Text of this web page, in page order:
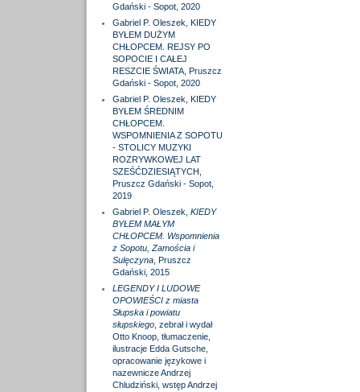
Gdański - Sopot, 2020
Gabriel P. Oleszek, KIEDY
BYŁEM DUŻYM
CHŁOPCEM. REJSY PO
SOPOCIE I CAŁEJ
RESZCIE ŚWIATA, Pruszcz
Gdański - Sopot, 2020
Gabriel P. Oleszek, KIEDY
BYŁEM ŚREDNIM
CHŁOPCEM.
WSPOMNIENIA Z SOPOTU
- STOLICY MUZYKI
ROZRYWKOWEJ LAT
SZEŚĆDZIESIĄTYCH,
Pruszcz Gdański - Sopot,
2019
Gabriel P. Oleszek, KIEDY
BYŁEM MAŁYM
CHŁOPCEM. Wspomnienia
z Sopotu, Zamościa i
Sulęczyna, Pruszcz
Gdański, 2015
LEGENDY I LUDOWE
OPOWIEŚCI z miasta
Słupska i powiatu
słupskiego, zebrał i wydał
Otto Knoop, tłumaczenie,
ilustracje Edda Gutsche,
opracowanie językowe i
nazewnicze Andrzej
Chludziński, wstęp Andrzej